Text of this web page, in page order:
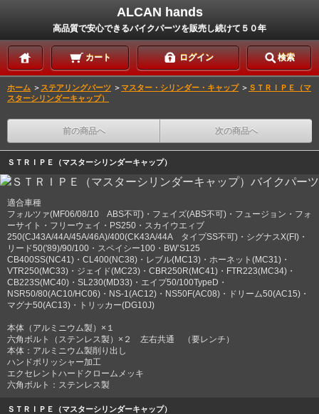
ALCAN hands
高品質で安心できるバイクパーツを販売し続けて５０年
カート ログイン 検索
ホーム ＞ ステアリングパーツ ＞マスター・シリンダー・キャップ ＞ ＳＴＲＩＰＥ（マ
スターシリンダーキャップ）
前の商品へ 次の商品へ
ＳＴＲＩＰＥ（マスターシリンダーキャップ）
適合車種
フォルツァ(MF06/08/10 ABS不可)・フェイズ(ABS不可)・フュージョン・フォ
ーサイト・フリーウェイ・PS250・スカイウエィブ
250(CJ43A/44A/45A/46A)/400(CK43A/44A タイプSS不可)・シグナスX(FI)・
リード50('89)/90/100・スペイシー100・BW’S125
CB400SS(NC41)・CL400(NC38)・レブル(MC13)・ホーネット(MC31)・
VTR250(MC33)・ジェイド(MC23)・CBR250R(MC41)・FTR223(MC34)・
CB223S(MC40)・SL230(MD33)・エイプ50/100TypeD・
NSR50/80(AC10/HC06)・NS-1(AC12)・NS50F(AC08)・ドリーム50(AC15)・
マグナ50(AC13)・トリッカー(DG10J)
本体（アルミニウム製）×１
六角ボルト（ステンレス製）×２ 左右共通 （要レンチ）
本体：アルミニウム製削り出し
ハンドポリッシャー加工
エクセレントハードクロームメッキ
六角ボルト：ステンレス製
ＳＴＲＩＰＥ（マスターシリンダーキャップ）